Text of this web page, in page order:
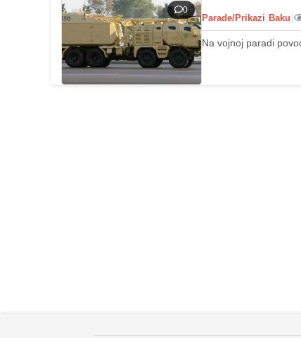
0
Parade/Prikazi Baku
Na vojnoj paradi